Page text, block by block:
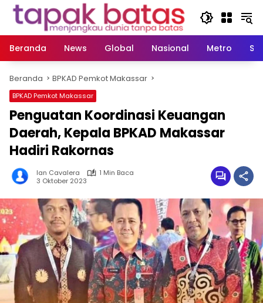
Langsung
Beranda
News Global Nasional Metro
Beranda BPKAD Pemkot Makassar
BPKAD Pemkot Makassar
Penguatan Koordinasi Keuangan
Daerah, Kepala BPKAD Makassar
Hadiri Rakornas
Ian Cavalera
1 Min Baca
3 Oktober 2023